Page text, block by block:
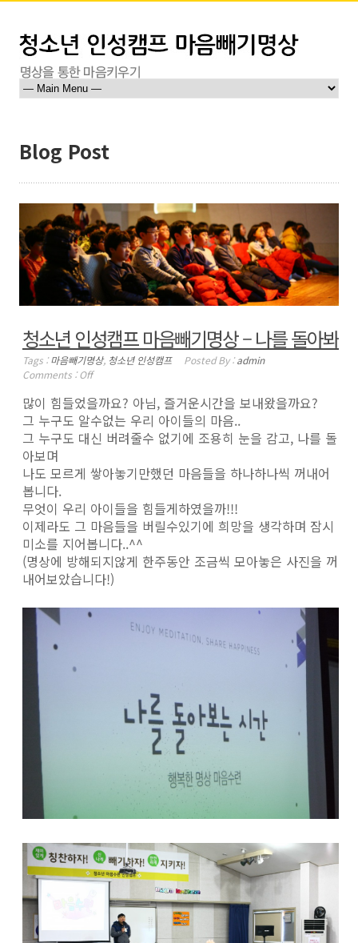
Blog Post
청소년 인성캠프 마음빼기명상 – 나를 돌아봐
Tags :마음빼기명상, 청소년 인성캠프 Posted By :admin
Comments :Off
많이 힘들었을까요? 아님, 즐거운시간을 보내왔을까요?
그 누구도 알수없는 우리 아이들의 마음..
그 누구도 대신 버려줄수 없기에 조용히 눈을 감고, 나를 돌
아보며
나도 모르게 쌓아놓기만했던 마음들을 하나하나씩 꺼내어
봅니다.
무엇이 우리 아이들을 힘들게하였을까!!!
이제라도 그 마음들을 버릴수있기에 희망을 생각하며 잠시
미소를 지어봅니다..^^
(명상에 방해되지않게 한주동안 조금씩 모아놓은 사진을 꺼
내어보았습니다!)